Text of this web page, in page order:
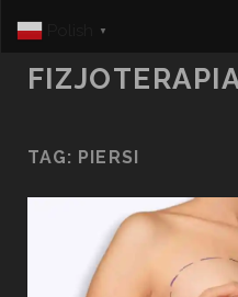
TAG: PIERSI
▼